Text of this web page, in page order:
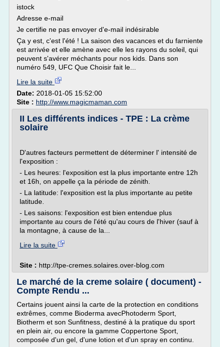
istock
Adresse e-mail
Je certifie ne pas envoyer d'e-mail indésirable
Ça y est, c'est l'été ! La saison des vacances et du farniente
est arrivée et elle amène avec elle les rayons du soleil, qui
peuvent s'avérer méchants pour nos kids. Dans son
numéro 549, UFC Que Choisir fait le...
Lire la suite
Date: 2018-01-05 15:52:00
Site : http://www.magicmaman.com
II Les différents indices - TPE : La crème
solaire
D'autres facteurs permettent de déterminer l' intensité de
l'exposition :
- Les heures: l'exposition est la plus importante entre 12h
et 16h, on appelle ça la période de zénith.
- La latitude: l'exposition est la plus importante au petite
latitude.
- Les saisons: l'exposition est bien entendue plus
importante au cours de l'été qu'au cours de l'hiver (sauf à
la montagne, à cause de la...
Lire la suite
Site : http://tpe-cremes.solaires.over-blog.com
Le marché de la creme solaire ( document) -
Compte Rendu ...
Certains jouent ainsi la carte de la protection en conditions
extrêmes, comme Bioderma avecPhotoderm Sport,
Biotherm et son Sunfitness, destiné à la pratique du sport
en plein air, ou encore la gamme Coppertone Sport,
composée d'un gel, d'une lotion et d'un spray en continu.